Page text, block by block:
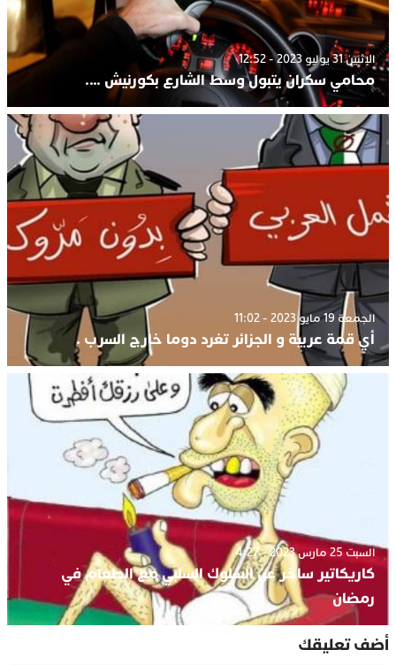
الإثنين 31 يوليو 2023 - 12:52
محامي سكران يتبول وسط الشارع بكورنيش ….
الجمعة 19 مايو 2023 - 11:02
أي قمة عربية و الجزائر تغرد دوما خارج السرب .
السبت 25 مارس 2023 - 4:27
كاريكاتير ساخر عن السلوك السلبي مع الطعام في
رمضان
أضف تعليقك